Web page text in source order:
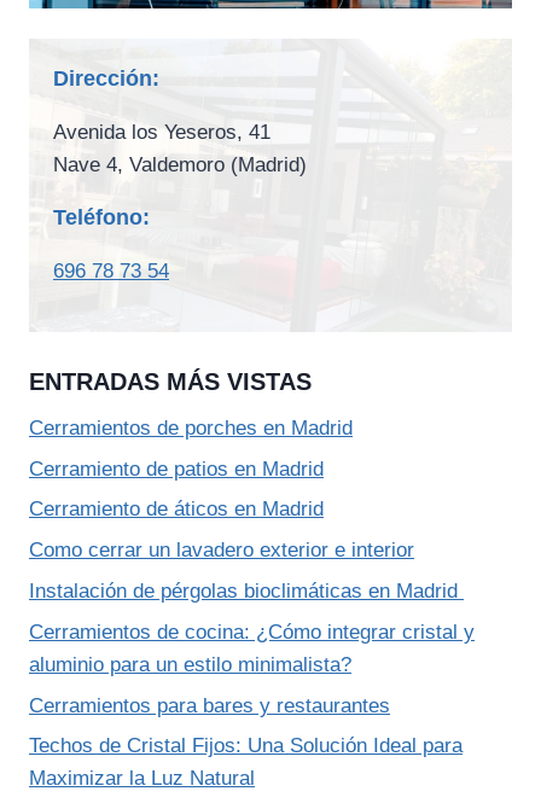
Dirección:
Avenida los Yeseros, 41
Nave 4, Valdemoro (Madrid)
Teléfono:
696 78 73 54
ENTRADAS MÁS VISTAS
Cerramientos de porches en Madrid
Cerramiento de patios en Madrid
Cerramiento de áticos en Madrid
Como cerrar un lavadero exterior e interior
Instalación de pérgolas bioclimáticas en Madrid
Cerramientos de cocina: ¿Cómo integrar cristal y
aluminio para un estilo minimalista?
Cerramientos para bares y restaurantes
Techos de Cristal Fijos: Una Solución Ideal para
Maximizar la Luz Natural